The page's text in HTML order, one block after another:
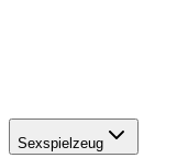
Sexspielzeug